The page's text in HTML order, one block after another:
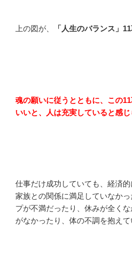
上の図が、 「人生のバランス」11
魂の願いに従うとともに、この
いいと、人は充実していると感じ
仕事だけ成功していても、経済的
家族との関係に満足していなか
プが不満だったり、休みが全く
がなかったり、体の不調を抱えて